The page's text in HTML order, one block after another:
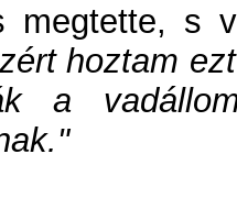
megtette, s
hoztam
a